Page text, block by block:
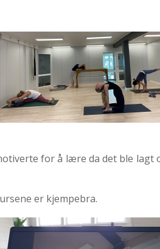
for å lære da det ble lagt
er kjempebra.